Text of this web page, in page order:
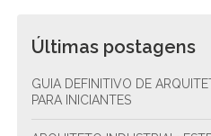
Últimas postagens
GUIA DEFINITIVO DE ARQUITETURA E CONSTRUÇÃO
PARA INICIANTES